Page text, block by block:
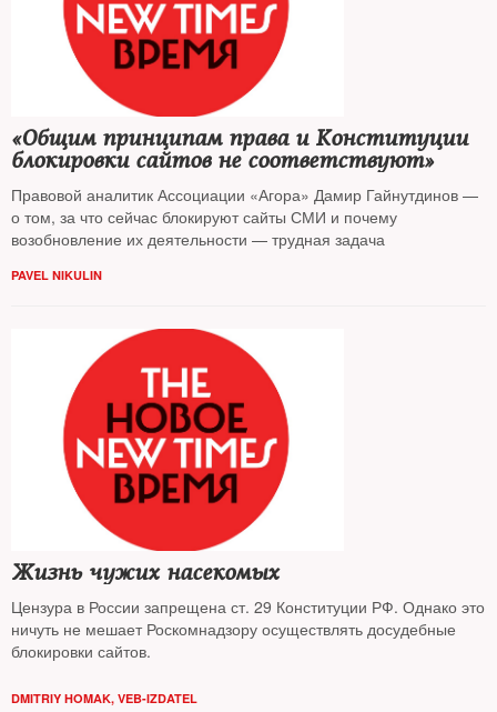
«Общим принципам права и Конституции
блокировки сайтов не соответствуют»
Правовой аналитик Ассоциации «Агора» Дамир Гайнутдинов —
о том, за что сейчас блокируют сайты СМИ и почему
возобновление их деятельности — трудная задача
PAVEL NIKULIN
Жизнь чужих насекомых
Цензура в России запрещена ст. 29 Конституции РФ. Однако это
ничуть не мешает Роскомнадзору осуществлять досудебные
блокировки сайтов.
DMITRIY HOMAK, VEB-IZDATEL